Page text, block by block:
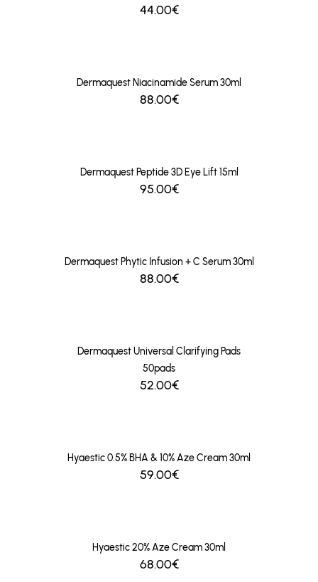
44.00€
Dermaquest Niacinamide Serum 30ml
88.00€
Dermaquest Peptide 3D Eye Lift 15ml
95.00€
Dermaquest Phytic Infusion + C Serum 30ml
88.00€
Dermaquest Universal Clarifying Pads
50pads
52.00€
Hyaestic 0.5% BHA & 10% Aze Cream 30ml
59.00€
Hyaestic 20% Aze Cream 30ml
68.00€